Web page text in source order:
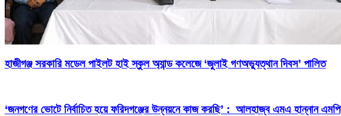
হাজীগঞ্জ সরকারি মডেল পাইলট হাই স্কুল অ্যান্ড কলেজে ‘জুলাই গণঅভ্যুত্থান দিবস’ পালিত
‘জনগণের ভোটে নির্বাচিত হয়ে ফরিদগঞ্জের উন্নয়নে কাজ করছি’ : আলহাজ্ব এমএ হান্নান এমপি